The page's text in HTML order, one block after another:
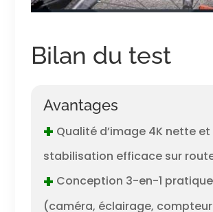
Bilan du test
Avantages
+ Qualité d’image 4K nette et
stabilisation efficace sur
+ Conception 3-en-1 pratique
(caméra, éclairage, compteur